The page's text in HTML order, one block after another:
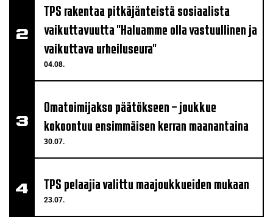
04.08.
TPS rakentaa pitkäjänteistä sosiaalista
vaikuttavuutta "Haluamme olla vastuullinen ja
vaikuttava urheiluseura"
30.07.
Omatoimijakso päätökseen – joukkue
kokoontuu ensimmäisen kerran maanantaina
23.07.
TPS pelaajia valittu maajoukkueiden mukaan